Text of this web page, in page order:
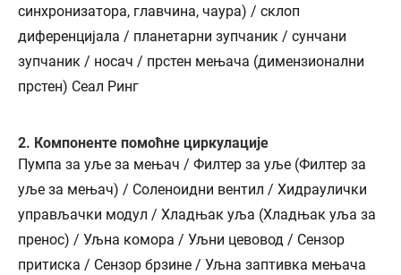
синхронизатора, главчина, чаура) / склоп
диференцијала / планетарни зупчаник / сунчани
зупчаник / носач / прстен мењача (димензионални
прстен) Сеал Ринг
2. Компоненте помоћне циркулације
Пумпа за уље за мењач / Филтер за уље (Филтер за
уље за мењач) / Соленоидни вентил / Хидраулички
управљачки модул / Хладњак уља (Хладњак уља за
пренос) / Уљна комора / Уљни цевовод / Сензор
притиска / Сензор брзине / Уљна заптивка мењача